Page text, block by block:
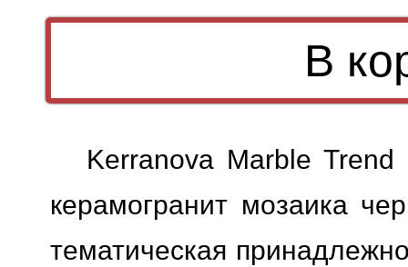
Kerranova Marble
керамогранит мозаика
тематическая